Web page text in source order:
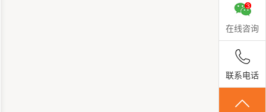
在线咨询
联系电话